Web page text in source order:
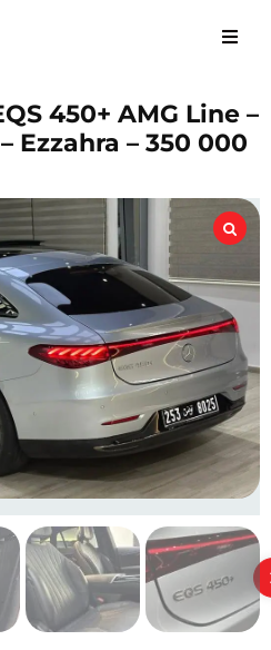
450+ AMG Line –
Ezzahra – 350 000